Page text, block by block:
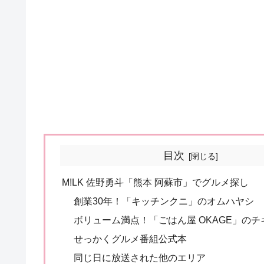
目次
M!LK 佐野勇斗「熊本 阿蘇市」でグルメ探し
創業30年！「キッチンクニ」のオムハヤシ
ボリューム満点！「ごはん屋 OKAGE」のチ
せっかくグルメ番組公式本
同じ日に放送された他のエリア